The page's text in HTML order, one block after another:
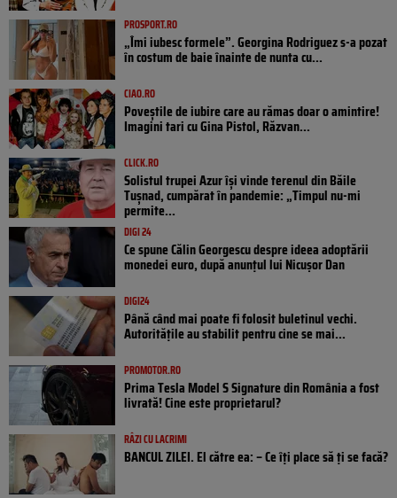
PROSPORT.RO
„Îmi iubesc formele”. Georgina Rodriguez s-a pozat
în costum de baie înainte de nunta cu...
CIAO.RO
Poveştile de iubire care au rămas doar o amintire!
Imagini tari cu Gina Pistol, Răzvan...
CLICK.RO
Solistul trupei Azur își vinde terenul din Băile
Tușnad, cumpărat în pandemie: „Timpul nu-mi
permite...
DIGI 24
Ce spune Călin Georgescu despre ideea adoptării
monedei euro, după anunțul lui Nicușor Dan
DIGI24
Până când mai poate fi folosit buletinul vechi.
Autoritățile au stabilit pentru cine se mai...
PROMOTOR.RO
Prima Tesla Model S Signature din România a fost
livrată! Cine este proprietarul?
RÂZI CU LACRIMI
BANCUL ZILEI. El către ea: – Ce îți place să ți se facă?